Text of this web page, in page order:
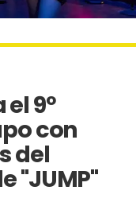
el 9º
con
del
"JUMP"